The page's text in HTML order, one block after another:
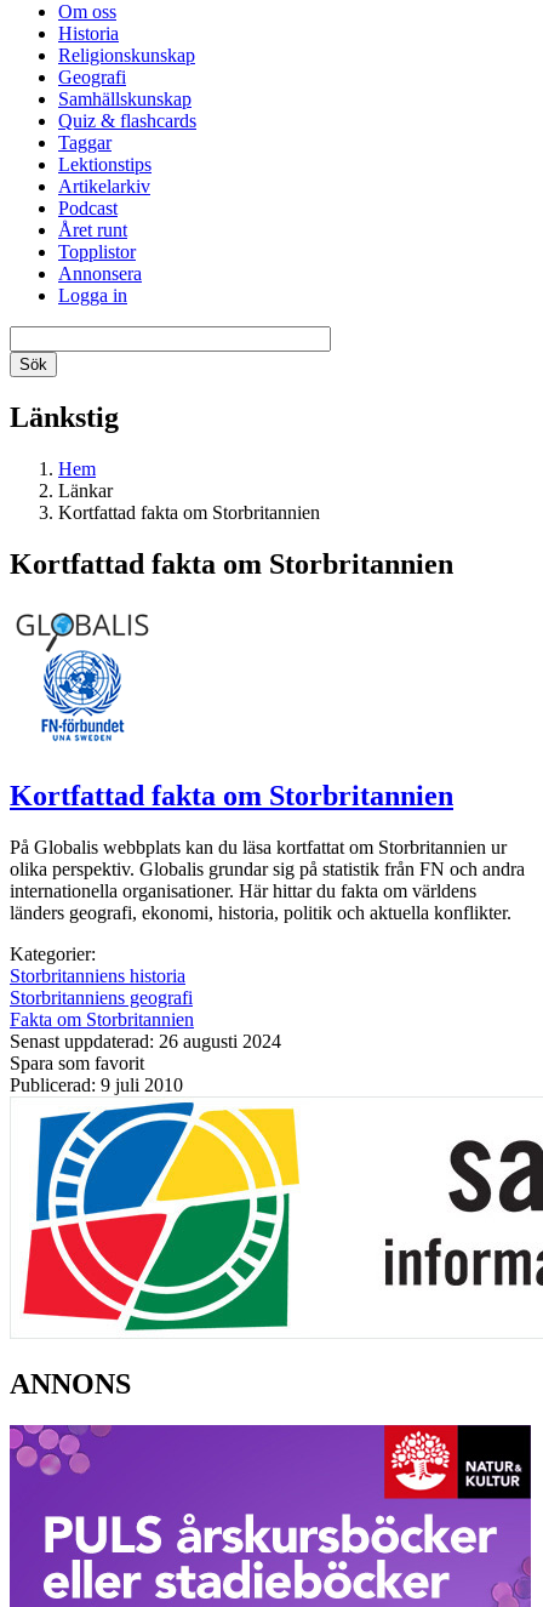
Om oss
Historia
Religionskunskap
Geografi
Samhällskunskap
Quiz & flashcards
Taggar
Lektionstips
Artikelarkiv
Podcast
Året runt
Topplistor
Annonsera
Logga in
Länkstig
Hem
Länkar
Kortfattad fakta om Storbritannien
Kortfattad fakta om Storbritannien
Kortfattad fakta om Storbritannien
På Globalis webbplats kan du läsa kortfattat om Storbritannien ur
olika perspektiv. Globalis grundar sig på statistik från FN och andra
internationella organisationer. Här hittar du fakta om världens
länders geografi, ekonomi, historia, politik och aktuella konflikter.
Kategorier:
Storbritanniens historia
Storbritanniens geografi
Fakta om Storbritannien
Senast uppdaterad: 26 augusti 2024
Spara som favorit
Publicerad: 9 juli 2010
ANNONS